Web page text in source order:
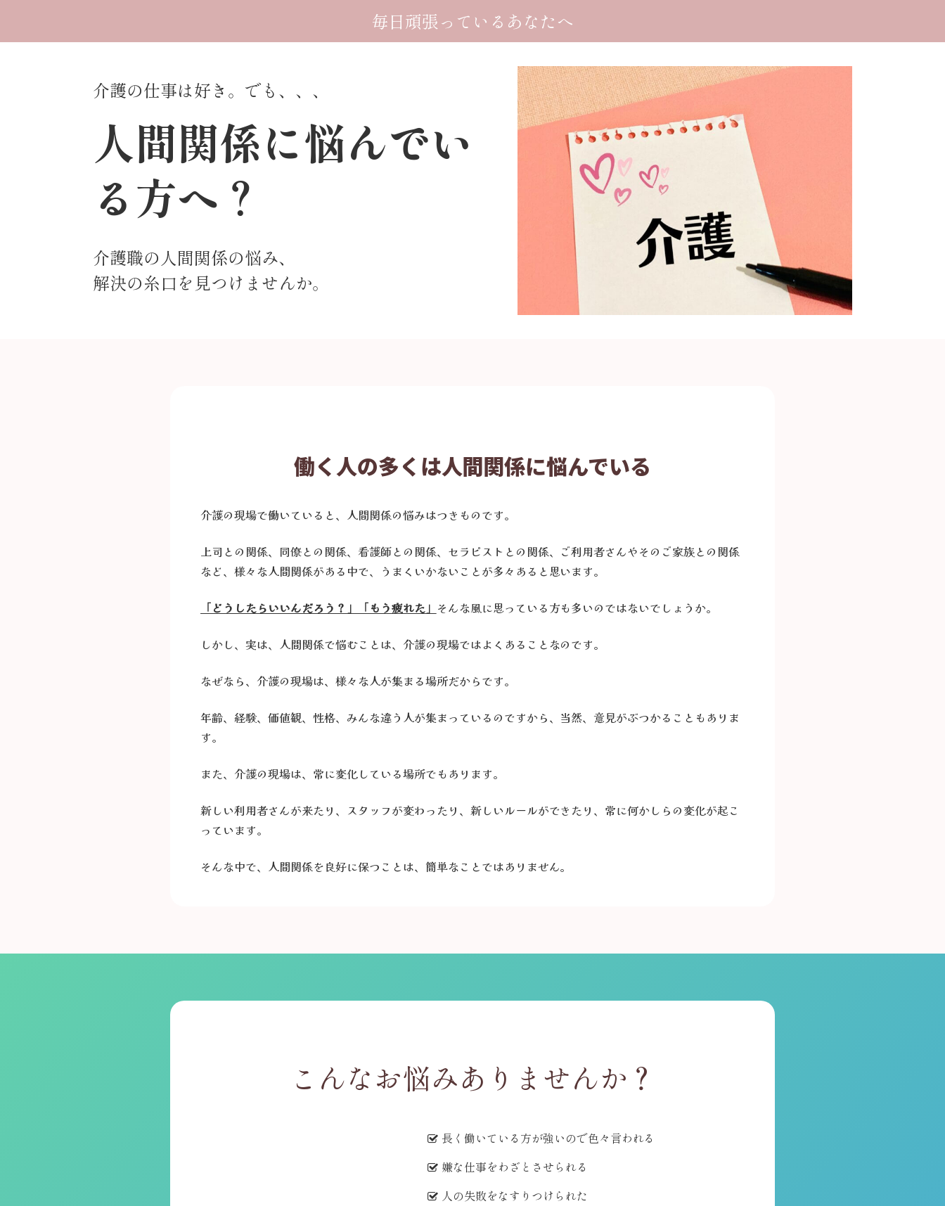
毎日頑張っているあなたへ
介護の仕事は好き。でも、、、
人間関係に悩んでい
る方へ？
介護職の人間関係の悩み、
解決の糸口を見つけませんか。
働く人の多くは人間関係に悩んでいる
介護の現場で働いていると、人間関係の悩みはつきものです。
上司との関係、同僚との関係、看護師との関係、セラピストとの関係、ご利用者さんやそのご家族との関係
など、様々な人間関係がある中で、うまくいかないことが多々あると思います。
「どうしたらいいんだろう？」「もう疲れた」 そんな風に思っている方も多いのではないでしょうか。
しかし、実は、人間関係で悩むことは、介護の現場ではよくあることなのです。
なぜなら、介護の現場は、様々な人が集まる場所だからです。
年齢、経験、価値観、性格、みんな違う人が集まっているのですから、当然、意見がぶつかることもありま
す。
また、介護の現場は、常に変化している場所でもあります。
新しい利用者さんが来たり、スタッフが変わったり、新しいルールができたり、常に何かしらの変化が起こ
っています。
そんな中で、人間関係を良好に保つことは、簡単なことではありません。
こんなお悩みありませんか？
長く働いている方が強いので色々言われる
嫌な仕事をわざとさせられる
人の失敗をなすりつけられた